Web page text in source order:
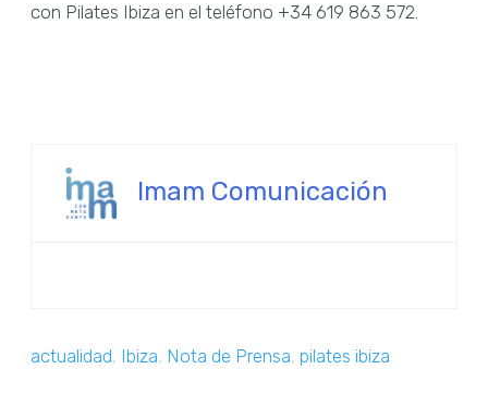
con Pilates Ibiza en el teléfono +34 619 863 572.
Imam Comunicación
actualidad, Ibiza, Nota de Prensa,pilates ibiza